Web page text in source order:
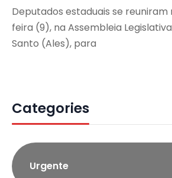
Deputados estaduais se
feira (9), na Assembleia
Santo (Ales), para
Categories
Urgente